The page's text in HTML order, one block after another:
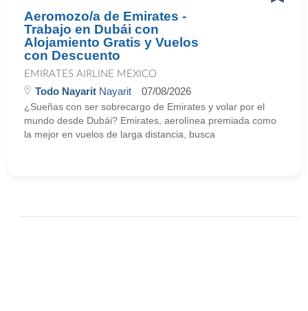
Aeromozo/a de Emirates -
Trabajo en Dubái con
Alojamiento Gratis y Vuelos
con Descuento
EMIRATES AIRLINE MEXICO
Todo Nayarit Nayarit 07/08/2026
¿Sueñas con ser sobrecargo de Emirates y volar por el
mundo desde Dubái? Emirates, aerolínea premiada como
la mejor en vuelos de larga distancia, busca